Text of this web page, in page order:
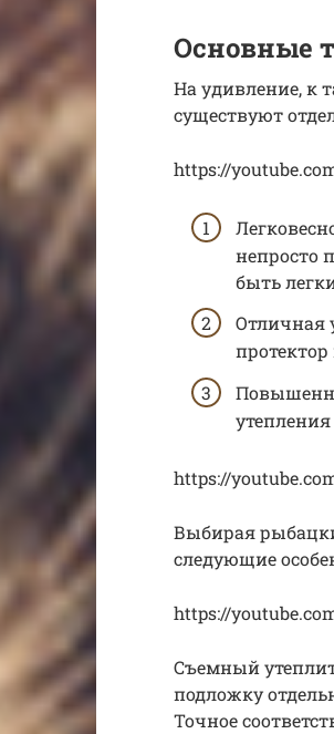
Основные
На удивление, к
существуют
https://
непросто
быть
Отличная
https://
Выбирая
следующие
https://
Съемный
подложку
Точное